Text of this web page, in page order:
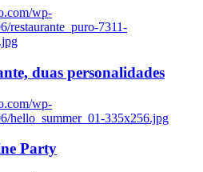
wp-
restaurante_puro-7311-
duas personalidades
wp-
hello_summer_01-335x256.jpg
Party